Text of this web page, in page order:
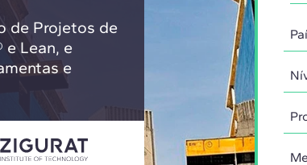
de Projetos de
e Lean, e
e